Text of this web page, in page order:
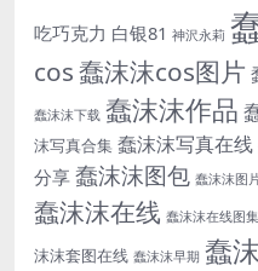
吃巧克力 白银81 神沢永莉
cos蠢沫沫cos图片
蠢沫沫下载 蠢沫沫作品
沫写真合集 蠢沫沫写真在线
分享 蠢沫沫图包 蠢沫沫图
蠢沫沫在线 蠢沫沫在线图集
沫沫套图在线 蠢沫沫早期 蠢